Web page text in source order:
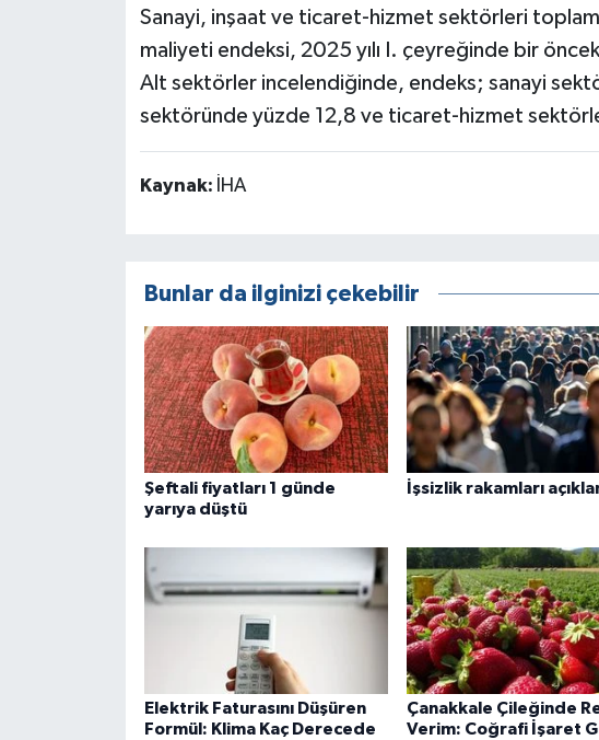
Sanayi, inşaat ve ticaret-hizmet sektörleri
maliyeti endeksi, 2025 yılı I. çeyreğinde bir
Alt sektörler incelendiğinde, endeks; sanayi
sektöründe yüzde 12,8 ve ticaret-hizmet
Kaynak: İHA
Bunlar da ilginizi çekebilir
Şeftali fiyatları 1 günde
yarıya düştü
İşsizlik rakamları
Elektrik Faturasını Düşüren
Formül: Klima Kaç Derecede
Çanakkale Çileğinde
Verim: Coğrafi İşaret